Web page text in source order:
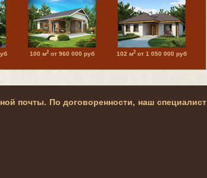
100 м2от 960 000 руб 102 м2 от 1 050 000 руб
почты. По договоренности, наш специалист